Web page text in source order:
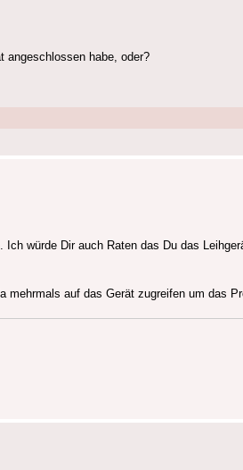
angeschlossen habe, oder?
würde Dir auch Raten das Du das
mehrmals auf das Gerät zugreifen um das